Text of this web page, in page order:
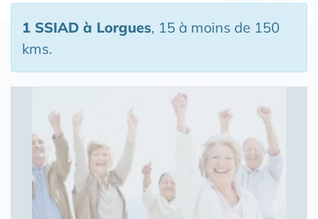
1 SSIAD à Lorgues, 15 à moins de 150
kms.